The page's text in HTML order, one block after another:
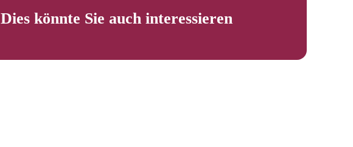
Dies könnte Sie auch interessieren